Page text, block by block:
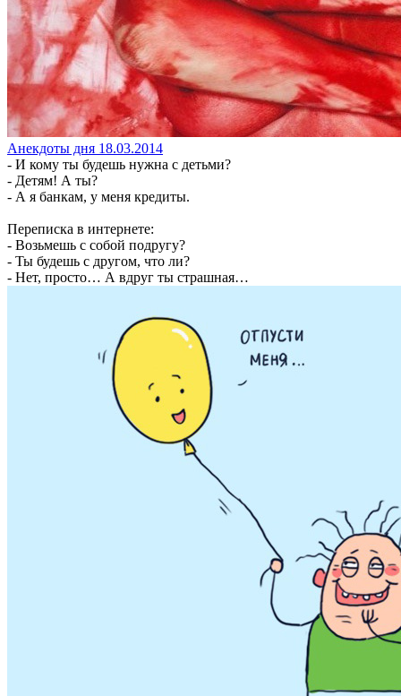
Анекдоты дня 18.03.2014
- И кому ты будешь нужна с детьми?
- Детям! А ты?
- А я банкам, у меня кредиты.
Переписка в интернете:
- Возьмешь с собой подругу?
- Ты будешь с другом, что ли?
- Нет, просто… А вдруг ты страшная…